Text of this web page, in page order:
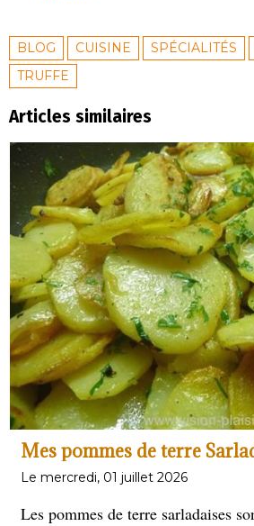
BLOG CUISINE SPÉCIALITÉS
TRUFFE
Articles similaires
Mes pommes de terre
Le mercredi, 01 juillet 2026
Les pommes de terre sarladaises